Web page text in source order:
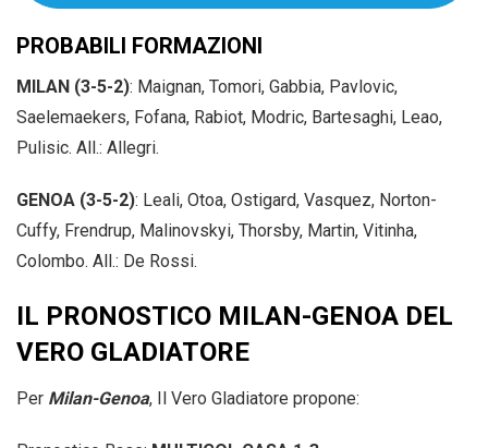
PROBABILI FORMAZIONI
MILAN (3-5-2): Maignan, Tomori, Gabbia, Pavlovic,
Saelemaekers, Fofana, Rabiot, Modric, Bartesaghi, Leao,
Pulisic. All.: Allegri.
GENOA (3-5-2): Leali, Otoa, Ostigard, Vasquez, Norton-
Cuffy, Frendrup, Malinovskyi, Thorsby, Martin, Vitinha,
Colombo. All.: De Rossi.
IL PRONOSTICO MILAN-GENOA DEL
VERO GLADIATORE
Per Milan-Genoa, Il Vero Gladiatore propone: